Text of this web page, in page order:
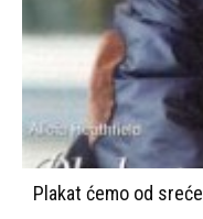
Plakat ćemo od sreće